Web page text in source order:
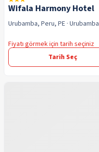
Wifala Harmony Hotel
Urubamba, Peru, PE · Urubamba
Fiyatı görmek için tarih seçiniz
Tarih Seç